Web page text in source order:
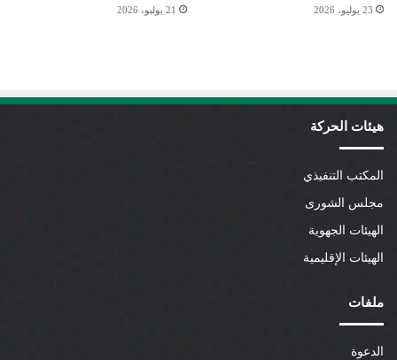
23 يوليو، 2026 21 يوليو، 2026
هيئات الحركة
المكتب التنفيذي
مجلس الشورى
الهيئات الجهوية
الهيئات الإقليمية
ملفات
الدعوة